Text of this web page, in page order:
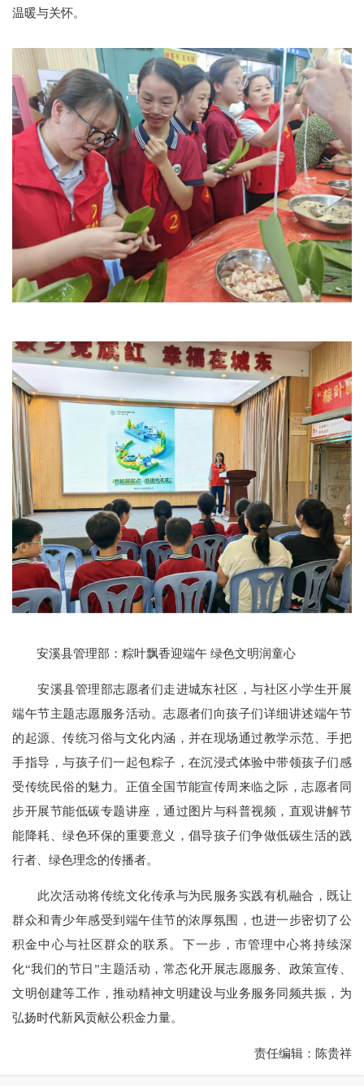
温暖与关怀。
安溪县管理部：粽叶飘香迎端午 绿色文明润童心
安溪县管理部志愿者们走进城东社区，与社区小学生开展
端午节主题志愿服务活动。志愿者们向孩子们详细讲述端午节
的起源、传统习俗与文化内涵，并在现场通过教学示范、手把
手指导，与孩子们一起包粽子，在沉浸式体验中带领孩子们感
受传统民俗的魅力。正值全国节能宣传周来临之际，志愿者同
步开展节能低碳专题讲座，通过图片与科普视频，直观讲解节
能降耗、绿色环保的重要意义，倡导孩子们争做低碳生活的践
行者、绿色理念的传播者。
此次活动将传统文化传承与为民服务实践有机融合，既让
群众和青少年感受到端午佳节的浓厚氛围，也进一步密切了公
积金中心与社区群众的联系。下一步，市管理中心将持续深
化“我们的节日”主题活动，常态化开展志愿服务、政策宣传、
文明创建等工作，推动精神文明建设与业务服务同频共振，为
弘扬时代新风贡献公积金力量。
责任编辑：陈贵祥